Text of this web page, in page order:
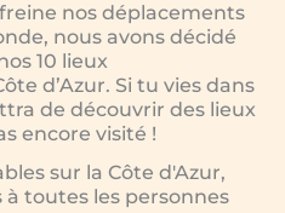
nos déplacements
nous avons décidé
10 lieux
d’Azur. Si tu vies dans
de découvrir des lieux
encore visité !
sur la Côte d'Azur,
toutes les personnes